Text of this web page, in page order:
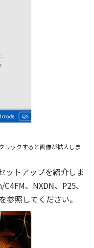
リックすると画像が拡大しま
ットアップを紹介しま
、NXDN、P25、
参照してください。